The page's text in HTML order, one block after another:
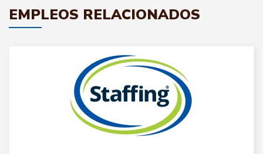
EMPLEOS RELACIONADOS